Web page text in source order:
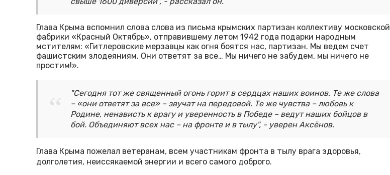
Глава Крыма вспомнил слова слова из письма крымских партизан коллективу московской
фабрики «Красный Октябрь», отправившему летом 1942 года подарки народным
мстителям: «Гитлеровские мерзавцы как огня боятся нас, партизан. Мы ведем счет
фашистским злодеяниям. Они ответят за все… Мы ничего не забудем, мы ничего не
простим!».
"Сегодня тот же священный огонь горит в сердцах наших воинов. Те же слова
– «они ответят за все» – звучат на передовой. Те же чувства – любовь к
Родине, ненависть к врагу и уверенность в Победе – ведут наших бойцов в
бой. Объединяют всех нас – на фронте и в тылу", - уверен Аксёнов.
Глава Крыма пожелал ветеранам, всем участникам фронта в тылу врага здоровья,
долголетия, неиссякаемой энергии и всего самого доброго.